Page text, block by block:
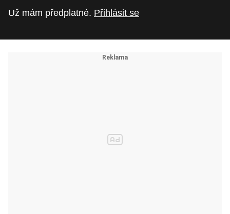
Už mám předplatné. Přihlásit se